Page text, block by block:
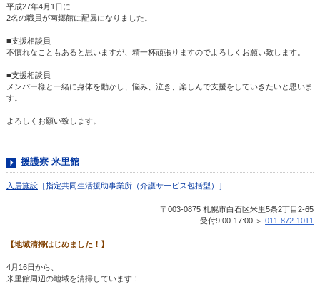
平成27年4月1日に
2名の職員が南郷館に配属になりました。
■支援相談員
不慣れなこともあると思いますが、精一杯頑張りますのでよろしくお願い致します。
■支援相談員
メンバー様と一緒に身体を動かし、悩み、泣き、楽しんで支援をしていきたいと思いま
す。
よろしくお願い致します。
援護寮 米里館
入居施設［指定共同生活援助事業所（介護サービス包括型）］
〒003-0875 札幌市白石区米里5条2丁目2-65
受付9:00-17:00 ＞011-872-1011
【地域清掃はじめました！】
4月16日から、
米里館周辺の地域を清掃しています！